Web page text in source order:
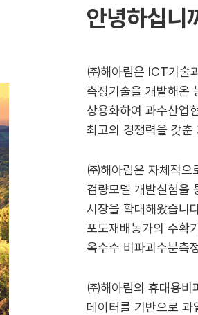
안녕하십니
㈜해아림은 ICT기술
측정기술을 개발해온
상용화하여 과수산업
최고의 경쟁력을 갖춘
㈜해아림은 자체적으
검량모델 개발실험을
시장을 확대해왔습니
포도재배농가의 수확
옥수수 비파괴수분측
㈜해아림의 휴대용비
데이터를 기반으로